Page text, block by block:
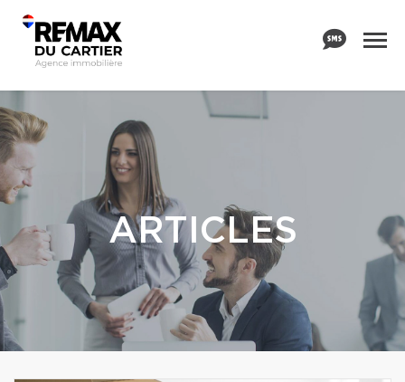
ARTICLES